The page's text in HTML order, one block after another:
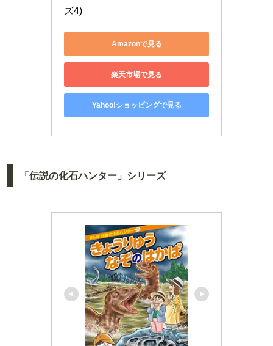
ズ4)
Amazonで見る
楽天市場で見る
Yahoo!ショッピングで見る
「伝説の化石ハンター」シリーズ